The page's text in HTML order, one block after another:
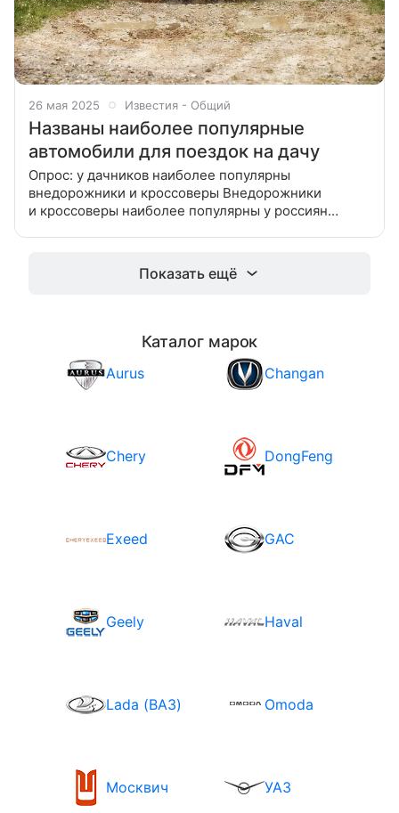
26 мая 2025 Известия - Общий
Названы наиболее популярные
автомобили для поездок на дачу
Опрос: у дачников наиболее популярны
внедорожники и кроссоверы Внедорожники
и кроссоверы наиболее популярны у россиян
Показать ещё
Каталог марок
Aurus Changan
Chery DongFeng
Exeed GAC
Geely Haval
Lada (ВАЗ) Omoda
Москвич
УАЗ